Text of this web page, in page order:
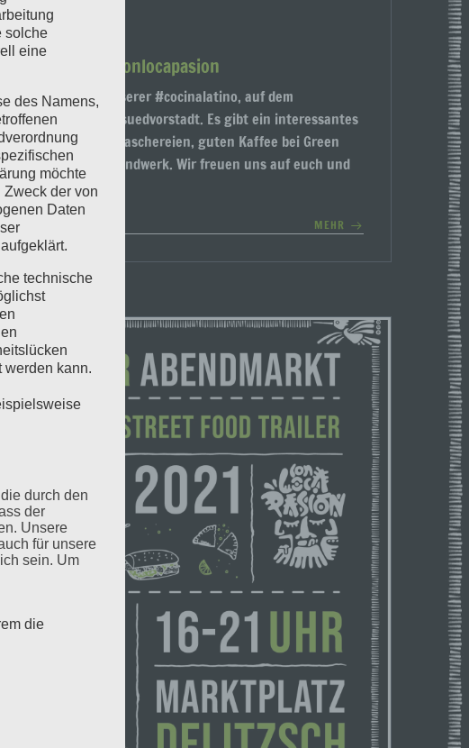
meets #conlocapasion
stehen wir, mit unserer #cocinalatino, auf dem
in der #leipzigersuedvorstadt. Es gibt ein interessantes
viele leckere Naschereien, guten Kaffee bei Green
und tolles Kunsthandwerk. Wir freuen uns auf euch und
MEHR
solche
eine
des Namens,
möchte
Zweck der von
Daten
technische
werden kann.
durch den
der
Unsere
für unsere
sein. Um
die